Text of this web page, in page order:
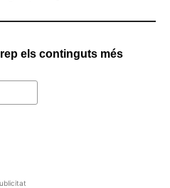
els continguts més